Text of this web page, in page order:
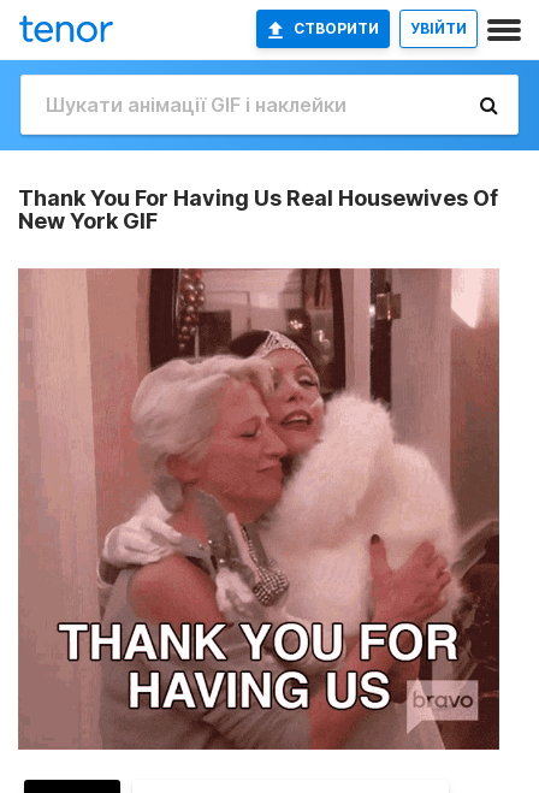
СТВОРИТИ УВІЙТИ
Thank You For Having Us Real Housewives Of
New York GIF